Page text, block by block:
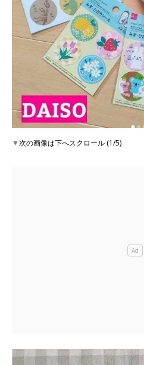
▼次の画像は下へスクロール (1/5)